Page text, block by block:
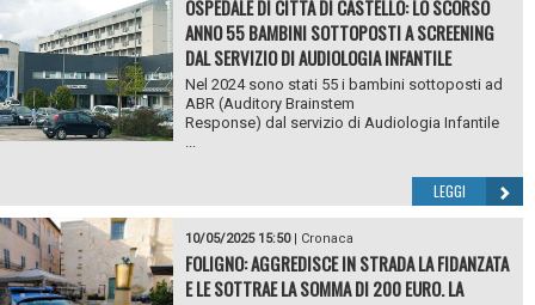
OSPEDALE DI CITTÀ DI CASTELLO: LO SCORSO
ANNO 55 BAMBINI SOTTOPOSTI A SCREENING
DAL SERVIZIO DI AUDIOLOGIA INFANTILE
Nel 2024 sono stati 55 i bambini sottoposti ad
ABR (Auditory Brainstem
Response) dal servizio di Audiologia Infantile
LEGGI
10/05/2025 15:50| Cronaca
FOLIGNO: AGGREDISCE IN STRADA LA FIDANZATA
E LE SOTTRAE LA SOMMA DI 200 EURO. LA